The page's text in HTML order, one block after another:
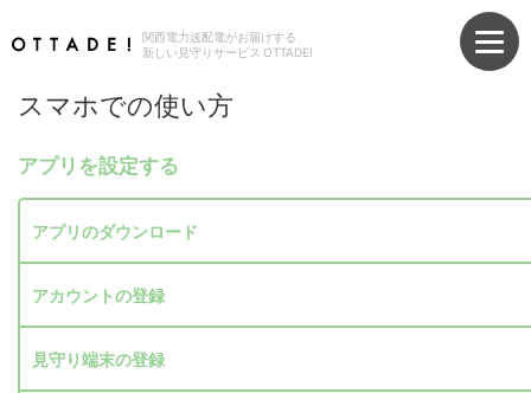
関西電力送配電がお届けする
新しい見守りサービス OTTADE!
スマホでの使い方
アプリを設定する
アプリのダウンロード
アカウントの登録
見守り端末の登録